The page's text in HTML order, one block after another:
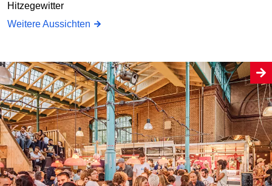
Hitzegewitter
Weitere Aussichten